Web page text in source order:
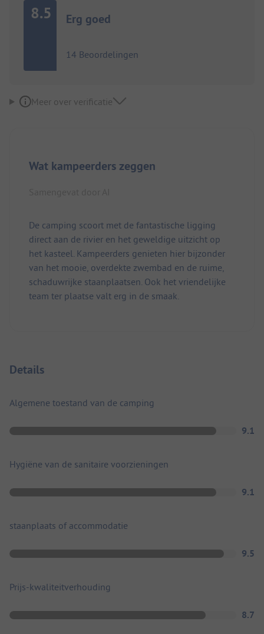
8.5 Erg goed
14 Beoordelingen
Meer over verificatie
Wat kampeerders zeggen
De camping scoort met de fantastische ligging
direct aan de rivier en het geweldige uitzicht op
het kasteel. Kampeerders genieten hier bijzonder
van het mooie, overdekte zwembad en de ruime,
schaduwrijke staanplaatsen. Ook het vriendelijke
team ter plaatse valt erg in de smaak.
Details
Algemene toestand van de camping
9.1
Hygiëne van de sanitaire voorzieningen
9.1
staanplaats of accommodatie
9.5
Prijs-kwaliteitverhouding
8.7